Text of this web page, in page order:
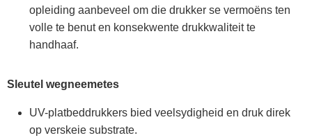
opleiding aanbeveel om die drukker se vermoëns ten
volle te benut en konsekwente drukkwaliteit te
handhaaf.
Sleutel wegneemetes
UV-platbeddrukkers bied veelsydigheid en druk direk
op verskeie substrate.